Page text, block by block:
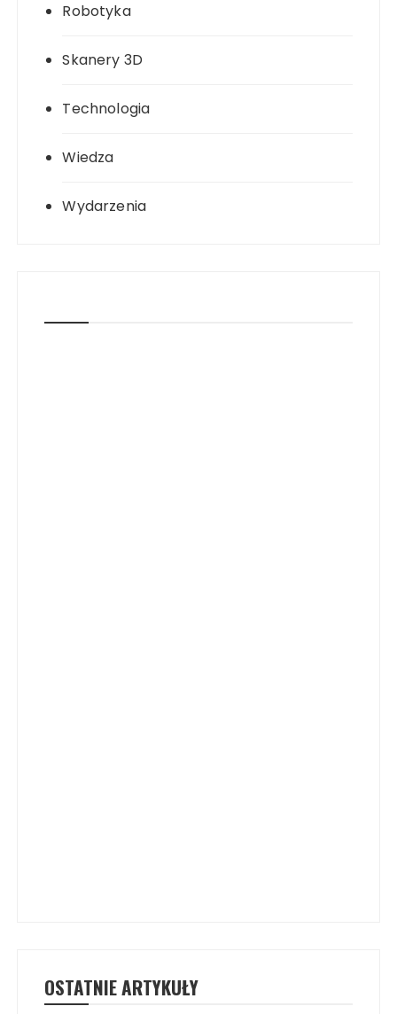
Robotyka
Skanery 3D
Technologia
Wiedza
Wydarzenia
OSTATNIE ARTYKUŁY